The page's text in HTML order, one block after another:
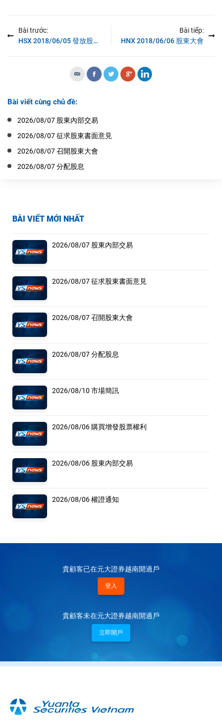
BÀI VIẾT MỚI NHẤT
2026/08/07 股東內部交易
2026/08/07 征求股東書面意見
2026/08/07 召開股東大會
2026/08/07 分配股息
2026/08/10 市場簡訊
2026/08/06 購買增發股票權利
2026/08/06 股東內部交易
2026/08/06 權證通知
貴顧客已在元大證券越南開過戶
登入
貴顧客未在元大證券越南開過戶
立即開戶
Bài trước:
HSX 2018/06/05 發放股票增長股資
Bài tiếp:
HNX 2018/06/06 股東大會
Bài viết cùng chủ đề:
2026/08/07 股東內部交易
2026/08/07 征求股東書面意見
2026/08/07 召開股東大會
2026/08/07 分配股息